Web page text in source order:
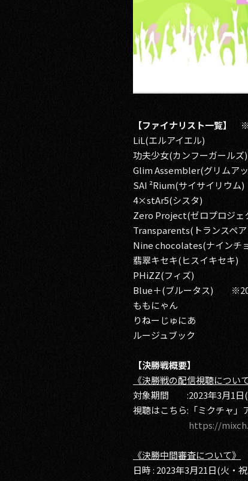
【ファイナリスト一覧】
※
LiL(エルアイエル)
功夫少女(カンフーガールズ​​)
Glim Assembler(グリムア
SAI ²Rium(サイサイリウム)
4×stAr5(シスタ)
Zero Project(ゼロプロジェ
Transparents(トランスペ
Nine chocolates(ナインチ
翡翠キセキ(ヒスイキセキ)
PHiZZ(フィズ)
Blue＋(ブルータス)
ももにゃん
りねーじゅにあ
ルージュブック
【決勝戦概要】
《決勝戦の配信視聴について
対象期間 :2023年3月1日(
視聴はこちら:「ミクチャ」
https://
《決勝中間審査について》
日時 : 2023年3月21日(火・